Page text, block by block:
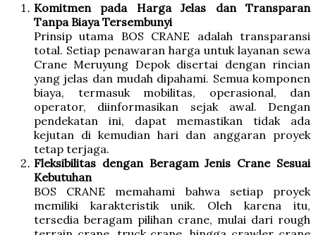
Komitmen pada Harga Jelas dan Transparan
Tanpa Biaya Tersembunyi
Prinsip utama BOS CRANE adalah transparansi
total. Setiap penawaran harga untuk layanan sewa
Crane Meruyung Depok disertai dengan rincian
yang jelas dan mudah dipahami. Semua komponen
biaya, termasuk mobilitas, operasional, dan
operator, diinformasikan sejak awal. Dengan
pendekatan ini, dapat memastikan tidak ada
kejutan di kemudian hari dan anggaran proyek
tetap terjaga.
Fleksibilitas dengan Beragam Jenis Crane Sesuai
Kebutuhan
BOS CRANE memahami bahwa setiap proyek
memiliki karakteristik unik. Oleh karena itu,
tersedia beragam pilihan crane, mulai dari rough